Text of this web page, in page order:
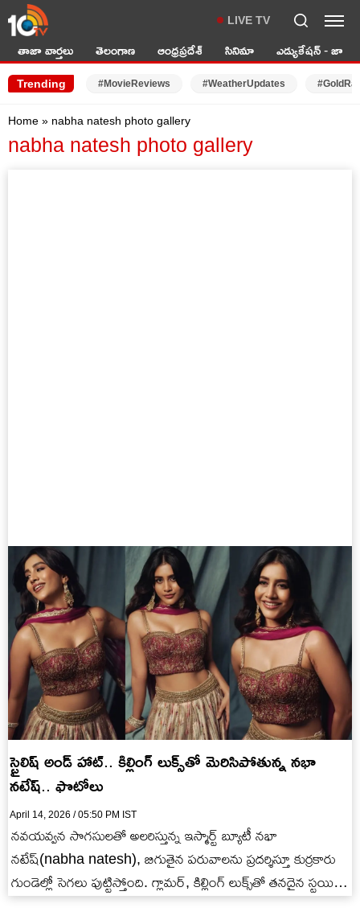
LIVE TV
తాజా వార్తలు తెలంగాణ ఆంధ్రప్రదేశ్ సినిమా ఎడ్యుకేషన్ - జాబ్స్
Trending #MovieReviews #WeatherUpdates
Home » nabha natesh photo gallery
nabha natesh photo gallery
స్టైలిష్ అండ్ హాట్.. కిల్లింగ్ లుక్స్‌తో మెరిసిపోతున్న నభా
నటేష్.. ఫొటోలు
April 14, 2026 / 05:50 PM IST
నవయవ్వన సొగసులతో అలరిస్తున్న ఇస్మార్ట్ బ్యూటీ నభా
నటేష్(nabha natesh), బిగుతైన పరువాలను ప్రదర్శిస్తూ కుర్రకారు
గుండెల్లో సెగలు పుట్టిస్తోంది. గ్లామర్, కిల్లింగ్ లుక్స్‌తో తనదైన స్టయిల్లో